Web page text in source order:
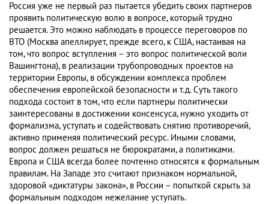
Россия уже не первый раз пытается убедить своих партнеров
проявить политическую волю в вопросе, который трудно
решается. Это можно наблюдать в процессе переговоров по
ВТО (Москва апеллирует, прежде всего, к США, настаивая на
том, что вопрос вступления – это вопрос политической воли
Вашингтона), в реализации трубопроводных проектов на
территории Европы, в обсуждении комплекса проблем
обеспечения европейской безопасности и т.д. Суть такого
подхода состоит в том, что если партнеры политически
заинтересованы в достижении консенсуса, нужно уходить от
формализма, уступать и содействовать снятию противоречий,
активно применяя политический ресурс. Иными словами,
вопрос должен решаться не бюрократами, а политиками.
Европа и США всегда более почтенно относятся к формальным
правилам. На Западе это считают признаком нормальной,
здоровой «диктатуры закона», в России – попыткой скрыть за
формальным подходом нежелание уступать.